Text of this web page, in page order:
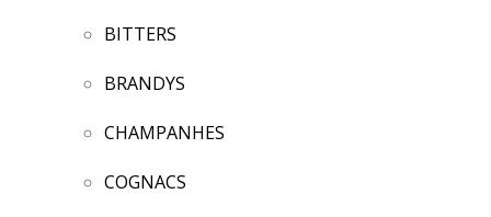
BITTERS
BRANDYS
CHAMPANHES
COGNACS